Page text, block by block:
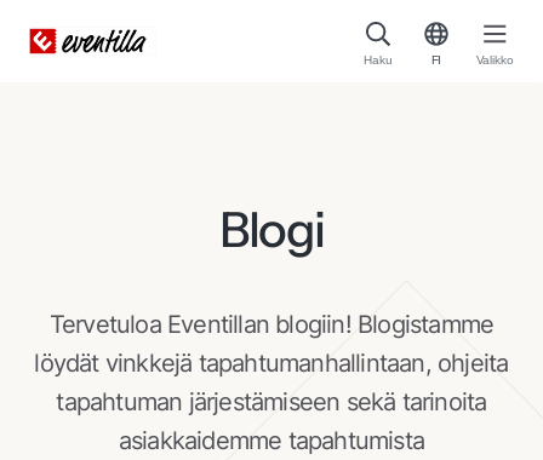
Haku FI Valikko
Blogi
Tervetuloa Eventillan blogiin! Blogistamme
löydät vinkkejä tapahtumanhallintaan, ohjeita
tapahtuman järjestämiseen sekä tarinoita
asiakkaidemme tapahtumista